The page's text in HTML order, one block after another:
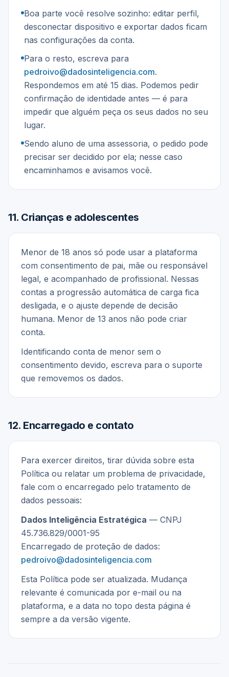
Boa parte você resolve sozinho: editar perfil,
desconectar dispositivo e exportar dados ficam
nas configurações da conta.
Para o resto, escreva para
pedroivo@dadosinteligencia.com.
Respondemos em até 15 dias. Podemos pedir
confirmação de identidade antes — é para
impedir que alguém peça os seus dados no seu
lugar.
Sendo aluno de uma assessoria, o pedido pode
precisar ser decidido por ela; nesse caso
encaminhamos e avisamos você.
11. Crianças e adolescentes
Menor de 18 anos só pode usar a plataforma
com consentimento de pai, mãe ou responsável
legal, e acompanhado de profissional. Nessas
contas a progressão automática de carga fica
desligada, e o ajuste depende de decisão
humana. Menor de 13 anos não pode criar
conta.
Identificando conta de menor sem o
consentimento devido, escreva para o suporte
que removemos os dados.
12. Encarregado e contato
Para exercer direitos, tirar dúvida sobre esta
Política ou relatar um problema de privacidade,
fale com o encarregado pelo tratamento de
dados pessoais:
Dados Inteligência Estratégica — CNPJ
45.736.829/0001-95
Encarregado de proteção de dados:
pedroivo@dadosinteligencia.com
Esta Política pode ser atualizada. Mudança
relevante é comunicada por e-mail ou na
plataforma, e a data no topo desta página é
sempre a da versão vigente.